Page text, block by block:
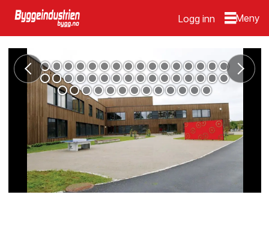
Logg inn